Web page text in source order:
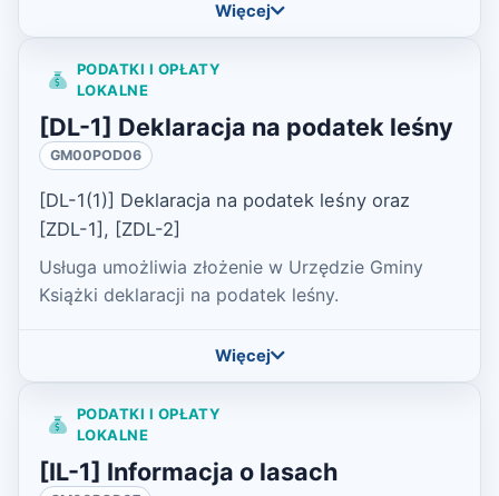
Więcej
PODATKI I OPŁATY
LOKALNE
[DL-1] Deklaracja na podatek leśny
GM00POD06
[DL-1(1)] Deklaracja na podatek leśny oraz
[ZDL-1], [ZDL-2]
Usługa umożliwia złożenie w Urzędzie Gminy
Książki deklaracji na podatek leśny.
Więcej
PODATKI I OPŁATY
LOKALNE
[IL-1] Informacja o lasach